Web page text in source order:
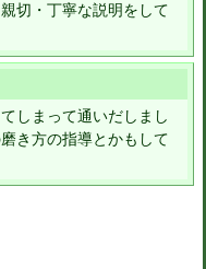
切・丁寧な説明をして
しまって通いだしまし
き方の指導とかもして